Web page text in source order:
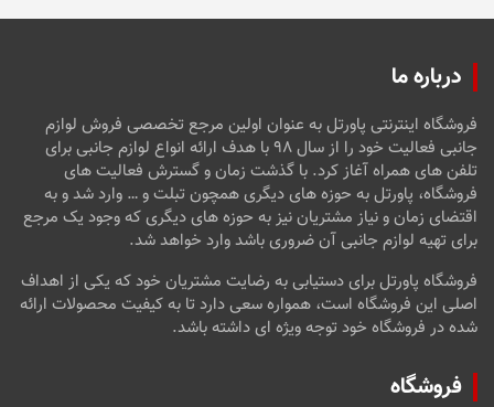
درباره ما
فروشگاه اینترنتی پاورتل به عنوان اولین مرجع تخصصی فروش لوازم
جانبی فعالیت خود را از سال ۹۸ با هدف ارائه انواع لوازم جانبی برای
تلفن های همراه آغاز کرد. با گذشت زمان و گسترش فعالیت های
فروشگاه، پاورتل به حوزه های دیگری همچون تبلت و … وارد شد و به
اقتضای زمان و نیاز مشتریان نیز به حوزه های دیگری که وجود یک مرجع
برای تهیه لوازم جانبی آن ضروری باشد وارد خواهد شد.
فروشگاه پاورتل برای دستیابی به رضایت مشتریان خود که یکی از اهداف
اصلی این فروشگاه است، همواره سعی دارد تا به کیفیت محصولات ارائه
شده در فروشگاه خود توجه ویژه ای داشته باشد.
فروشگاه